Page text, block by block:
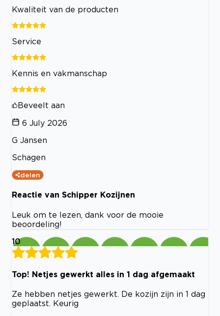
Kwaliteit van de producten
Service
Kennis en vakmanschap
Beveelt aan
6 July 2026
G Jansen
Schagen
delen
Reactie van Schipper Kozijnen
Leuk om te lezen, dank voor de mooie
beoordeling!
10
Top! Netjes gewerkt alles in 1 dag afgemaakt
Ze hebben netjes gewerkt. De kozijn zijn in 1 dag
geplaatst. Keurig